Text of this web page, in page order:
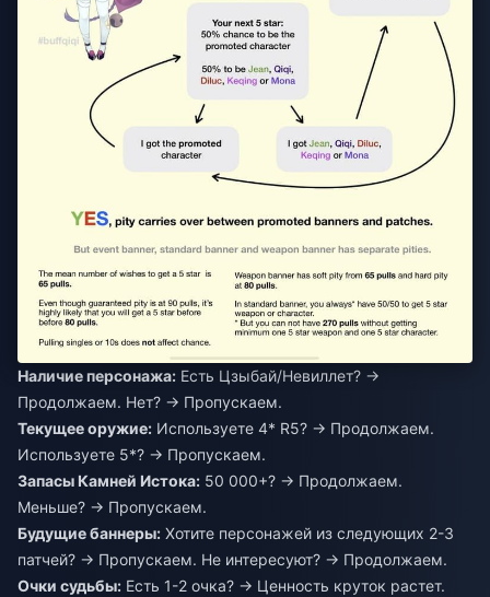
Наличие персонажа: Есть Цзыбай/Невиллет? →
Продолжаем. Нет? → Пропускаем.
Текущее оружие: Используете 4* R5? → Продолжаем.
Используете 5*? → Пропускаем.
Запасы Камней Истока: 50 000+? → Продолжаем.
Меньше? → Пропускаем.
Будущие баннеры: Хотите персонажей из следующих 2-3
патчей? → Пропускаем. Не интересуют? → Продолжаем.
Очки судьбы: Есть 1-2 очка? → Ценность круток растет.